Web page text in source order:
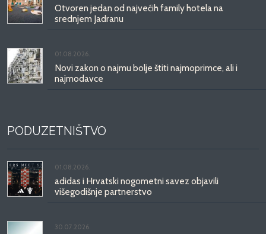
Otvoren jedan od najvećih family hotela na
srednjem Jadranu
01.08.2026.
Novi zakon o najmu bolje štiti najmoprimce, ali i
najmodavce
PODUZETNIŠTVO
01.08.2026.
adidas i Hrvatski nogometni savez objavili
višegodišnje partnerstvo
30.07.2026.